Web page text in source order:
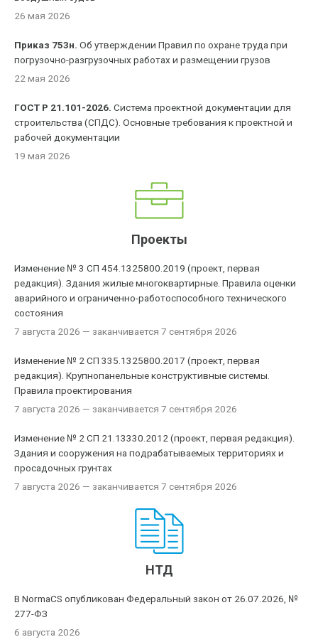
26 мая 2026
Приказ 753н. Об утверждении Правил по охране труда при
погрузочно-разгрузочных работах и размещении грузов
22 мая 2026
ГОСТ Р 21.101-2026. Система проектной документации для
строительства (СПДС). Основные требования к проектной и
рабочей документации
19 мая 2026
Проекты
Изменение № 3 СП 454.1325800.2019 (проект, первая
редакция). Здания жилые многоквартирные. Правила оценки
аварийного и ограниченно-работоспособного технического
состояния
7 августа 2026 — заканчивается 7 сентября 2026
Изменение № 2 СП 335.1325800.2017 (проект, первая
редакция). Крупнопанельные конструктивные системы.
Правила проектирования
7 августа 2026 — заканчивается 7 сентября 2026
Изменение № 2 СП 21.13330.2012 (проект, первая редакция).
Здания и сооружения на подрабатываемых территориях и
просадочных грунтах
7 августа 2026 — заканчивается 7 сентября 2026
НТД
В NormaCS опубликован Федеральный закон от 26.07.2026, №
277-ФЗ
6 августа 2026